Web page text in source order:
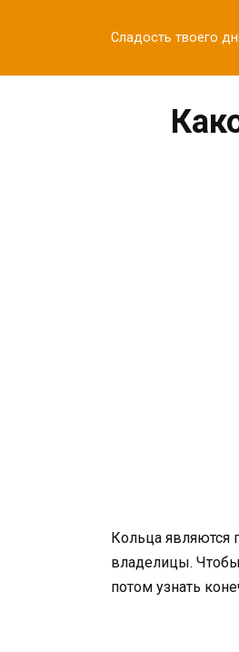
Сладость твоего
Кольца являются
владелицы. Чтобы
потом узнать